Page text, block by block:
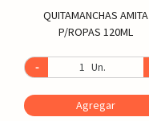
QUITAMANCHAS AMITA
P/ROPAS 120ML
- Un.
Agregar